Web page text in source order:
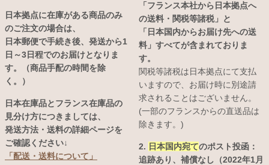
日本拠点に在庫がある商品のみ
のご注文の場合は、
日本郵便で手続き後、発送から1
日～3日程でのお届けとなりま
す。（商品手配の時間を除
く。）
日本在庫品とフランス在庫品の
見分け方につきましては、
発送方法・送料の詳細ページを
ご確認ください↓
「配送・送料について」
「フランス本社から日本拠点へ
の送料・関税等諸税」と
「日本国内からお届け先への送
料」すべてが含まれておりま
す。
関税等諸税は日本拠点にて支払
いますので、お届け時に別途請
求されることはございません。
(一部のフランスからの直送品は
除きます。)
2. 日本国内宛てのポスト投函：
追跡あり、補償なし（2022年1月